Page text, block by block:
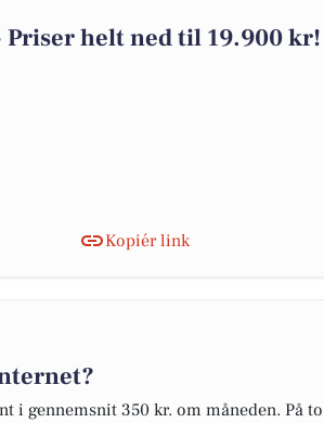
helt ned til 19.900 kr!
Kopiér link
i gennemsnit 350 kr. om måneden. På to